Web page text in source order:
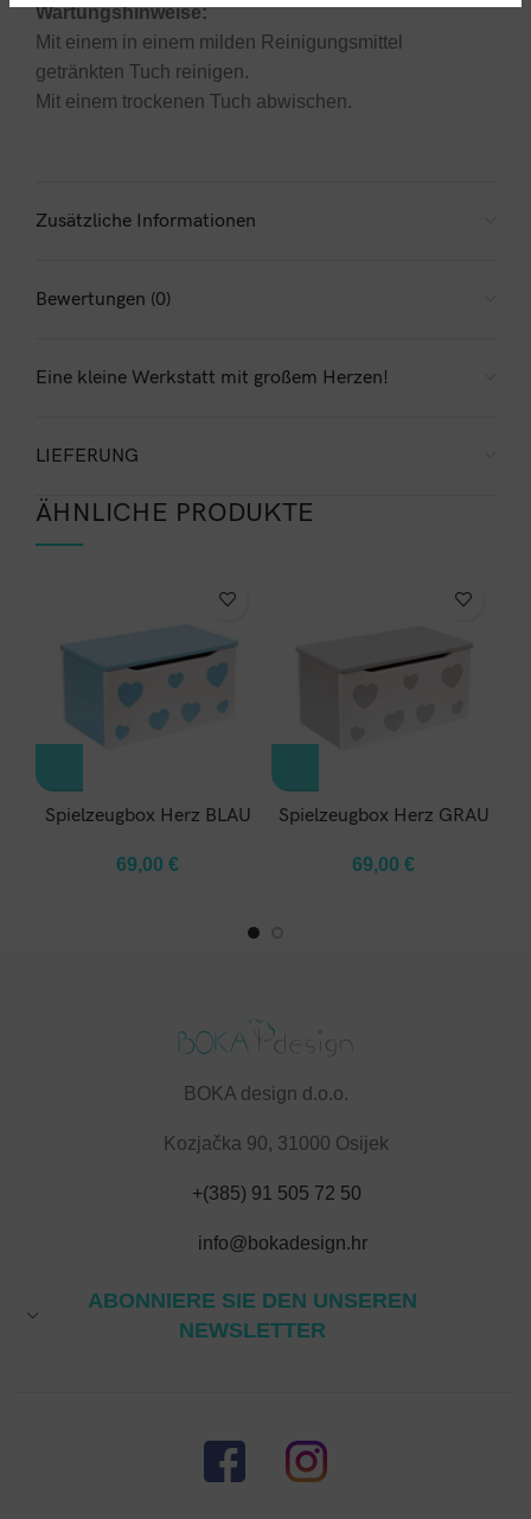
Wartungshinweise:
Mit einem in einem milden Reinigungsmittel
getränkten Tuch reinigen.
Mit einem trockenen Tuch abwischen.
Zusätzliche Informationen
Bewertungen (0)
Eine kleine Werkstatt mit großem Herzen!
LIEFERUNG
ÄHNLICHE PRODUKTE
Spielzeugbox Herz BLAU
69,00 €
Spielzeugbox Herz GRAU
69,00 €
BOKA design d.o.o.
Kozjačka 90, 31000 Osijek
+(385) 91 505 72 50
info@bokadesign.hr
ABONNIERE SIE DEN UNSEREN
NEWSLETTER